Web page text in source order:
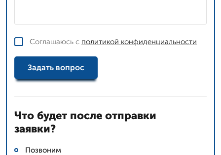
Соглашаюсь с политикой конфиденциальности
Задать вопрос
Что будет после отправки
заявки?
Позвоним